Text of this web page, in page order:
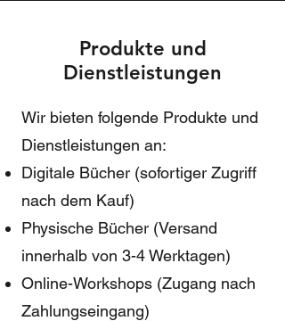
Produkte und
Dienstleistungen
Wir bieten folgende Produkte und
Dienstleistungen an:
Digitale Bücher (sofortiger Zugriff
nach dem Kauf)
Physische Bücher (Versand
innerhalb von 3-4 Werktagen)
Online-Workshops (Zugang nach
Zahlungseingang)